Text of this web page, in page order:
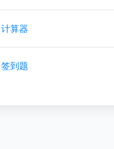
计算器
签到题